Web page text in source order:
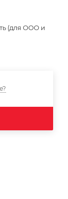
(для ООО и